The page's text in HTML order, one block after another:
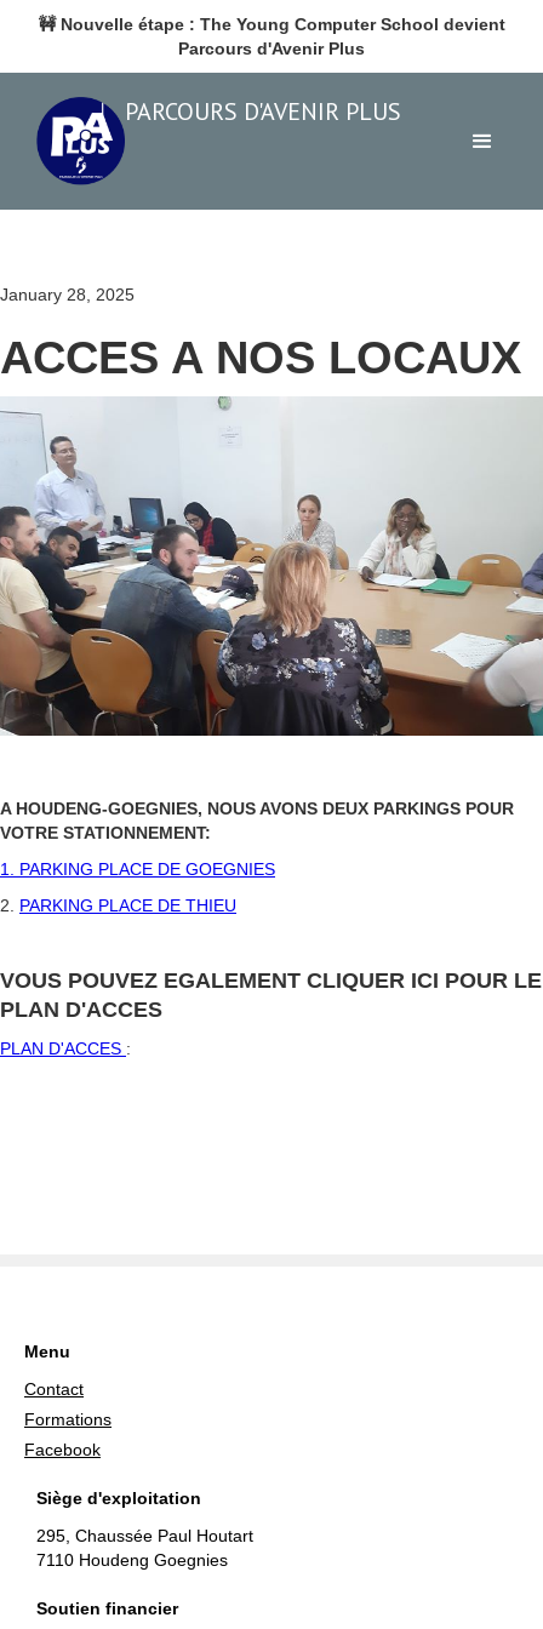
🚧 Nouvelle étape : The Young Computer School devient
Parcours d'Avenir Plus
PARCOURS D'AVENIR PLUS
January 28, 2025
ACCES A NOS LOCAUX
A HOUDENG-GOEGNIES, NOUS AVONS DEUX PARKINGS POUR
VOTRE STATIONNEMENT:
1. PARKING PLACE DE GOEGNIES
2. PARKING PLACE DE THIEU
VOUS POUVEZ EGALEMENT CLIQUER ICI POUR LE
PLAN D'ACCES
PLAN D'ACCES :
Menu
Contact
Formations
Facebook
Siège d'exploitation
295, Chaussée Paul Houtart
7110 Houdeng Goegnies
Soutien financier